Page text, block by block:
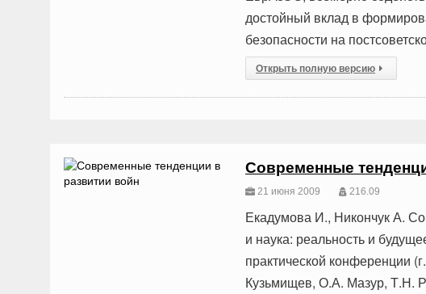
достойный вклад в
безопасности на
Открыть полную версию
Современные
21 июня 2009 216.09
Екадумова И., Никончук А.
и наука: реальность и
практической конференции
Кузьмищев, О.А. Мазур, Т.Н.